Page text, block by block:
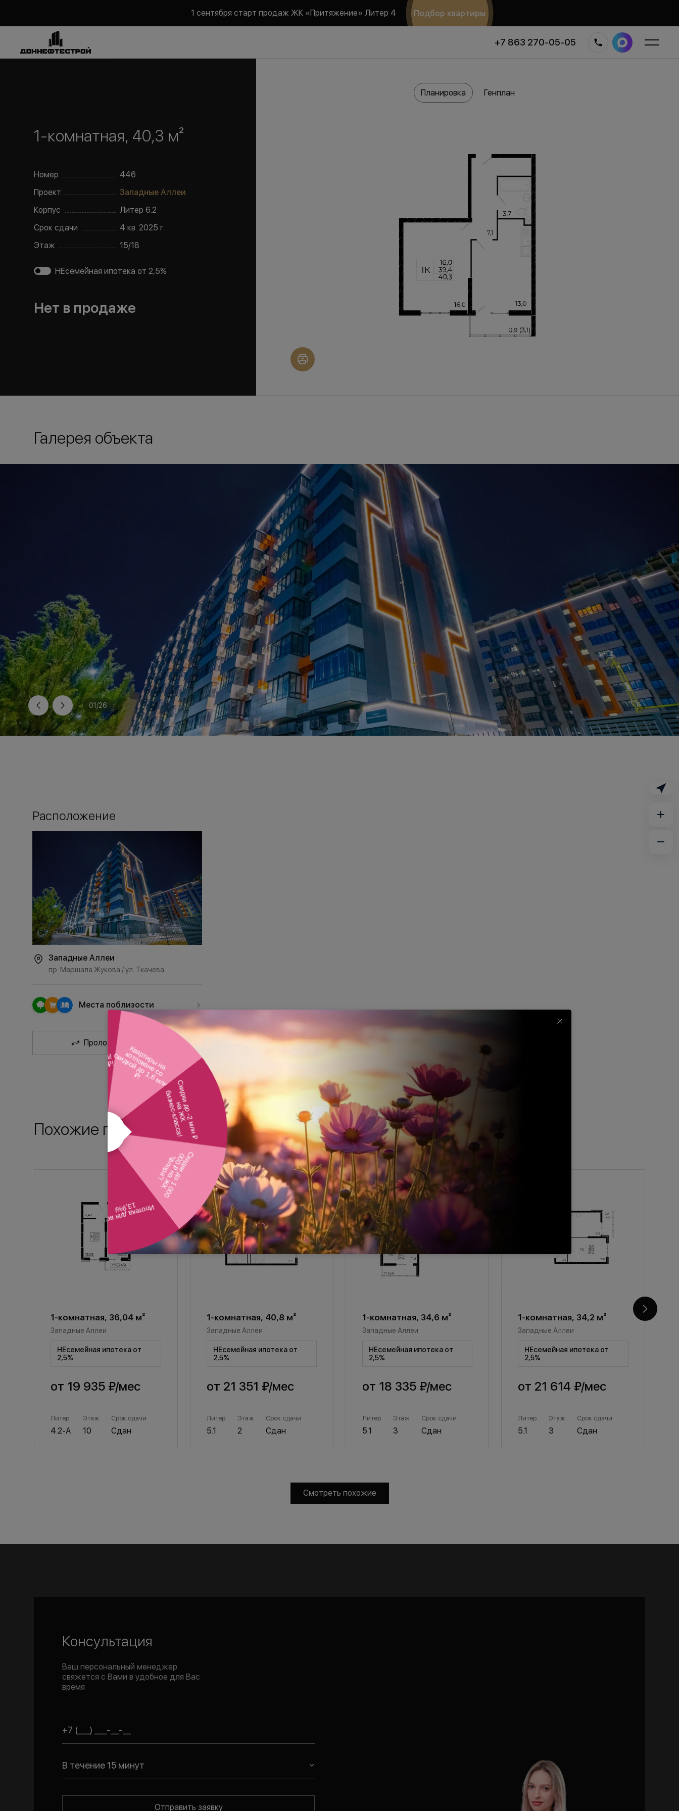
1 сентября старт продаж ЖК «Притяжение» Литер 4 Подбор квартиры
+7 863 270-05-05
1-комнатная, 40,3 м²
Номер
446
Проект
Западные Аллеи
Корпус
Литер6.2
Срок сдачи
4 кв. 2025 г.
Этаж
15/18
НЕсемейная ипотека от 2,5%
Нет в продаже
Планировка Генплан
Галерея объекта
01/26
Расположение
Западные Аллеи
пр. Маршала Жукова / ул. Ткачева
Места поблизости
Проложить маршрут
Похожие планировки
1-комнатная, 36,04 м²
Западные Аллеи
НЕсемейная ипотека от
2,5%
от 19 935 ₽/мес
Литер
4.2-А
Этаж
10
Срок сдачи
Сдан
1-комнатная, 40,8 м²
Западные Аллеи
НЕсемейная ипотека от
2,5%
от 21 351 ₽/мес
Литер
5.1
Этаж
2
Срок сдачи
Сдан
1-комнатная, 34,6 м²
Западные Аллеи
НЕсемейная ипотека от
2,5%
от 18 335 ₽/мес
Литер
5.1
Этаж
3
Срок сдачи
Сдан
1-комнатная, 34,2 м²
Западные Аллеи
НЕсемейная ипотека от
2,5%
от 21 614 ₽/мес
Литер
5.1
Этаж
3
Срок сдачи
Сдан
Смотреть похожие
Консультация
Ваш персональный менеджер
свяжется с Вами в удобное для Вас
время
В течение 15 минут
Отправить заявку